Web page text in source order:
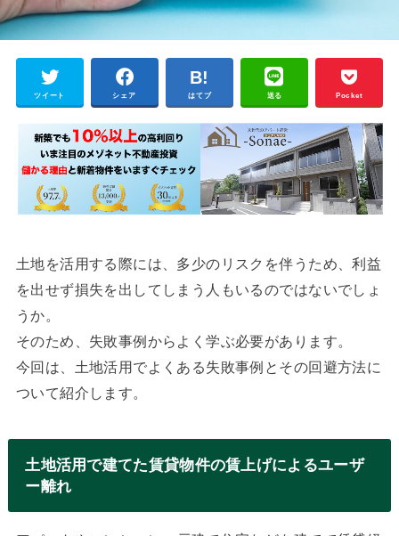
ツイート シェア はてブ 送る Pocket
土地を活用する際には、多少のリスクを伴うため、利益
を出せず損失を出してしまう人もいるのではないでしょ
うか。
そのため、失敗事例からよく学ぶ必要があります。
今回は、土地活用でよくある失敗事例とその回避方法に
ついて紹介します。
土地活用で建てた賃貸物件の賃上げによるユーザ
ー離れ